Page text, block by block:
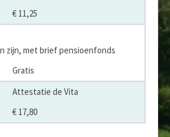
€ 11,25
zijn, met brief pensioenfonds
Gratis
Attestatie de Vita
€ 17,80